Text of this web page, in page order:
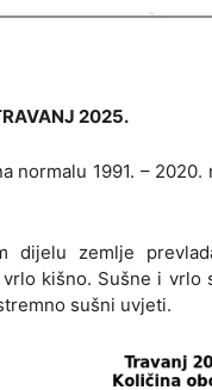
2025.
1991. –
dijelu zemlje
kišno. Sušne i
sušni uvjeti.